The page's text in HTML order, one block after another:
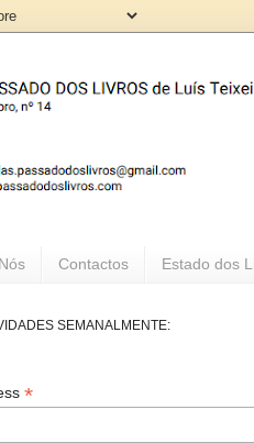
Contactos Estado dos
SEMANALMENTE:
*